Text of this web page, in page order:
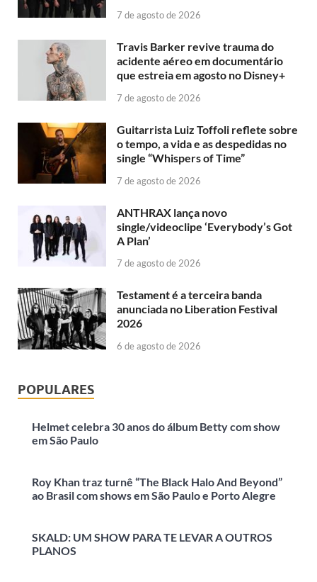
7 de agosto de 2026
Travis Barker revive trauma do
acidente aéreo em documentário
que estreia em agosto no Disney+
7 de agosto de 2026
Guitarrista Luiz Toffoli reflete sobre
o tempo, a vida e as despedidas no
single “Whispers of Time”
7 de agosto de 2026
ANTHRAX lança novo
single/videoclipe ‘Everybody’s Got
A Plan’
7 de agosto de 2026
Testament é a terceira banda
anunciada no Liberation Festival
2026
6 de agosto de 2026
POPULARES
Helmet celebra 30 anos do álbum Betty com show
em São Paulo
Roy Khan traz turnê “The Black Halo And Beyond”
ao Brasil com shows em São Paulo e Porto Alegre
SKALD: UM SHOW PARA TE LEVAR A OUTROS
PLANOS